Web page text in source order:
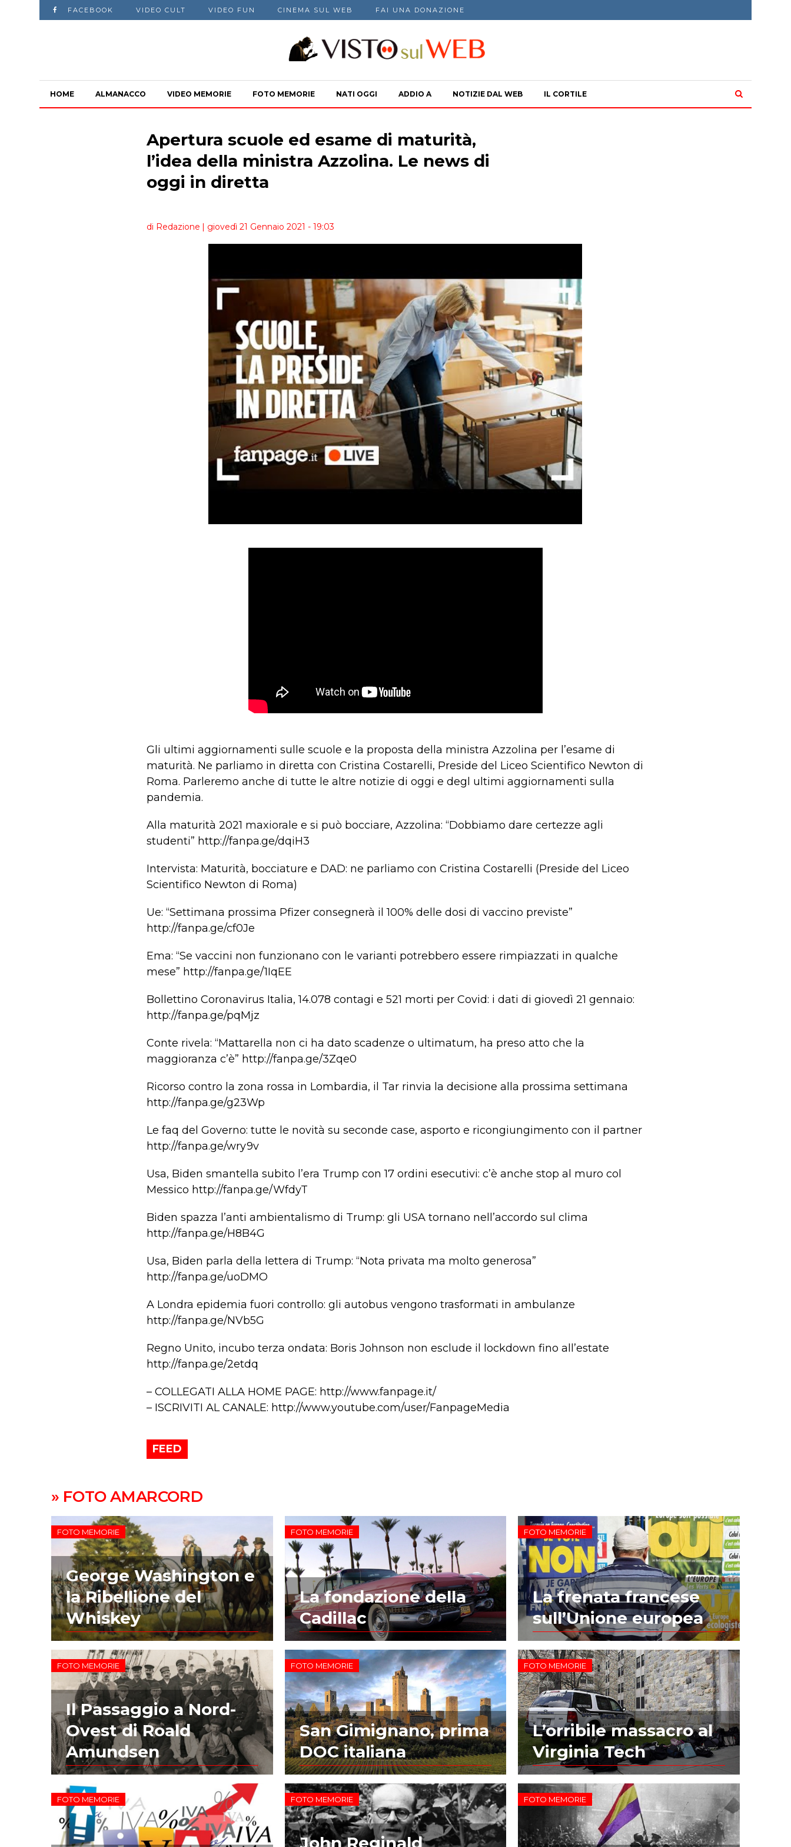
FACEBOOK VIDEO CULT VIDEO FUN CINEMA SUL WEB FAI UNA DONAZIONE
HOME ALMANACCO VIDEO MEMORIE FOTO MEMORIE NATI OGGI ADDIO A NOTIZIE DAL WEB IL CORTILE
Apertura scuole ed esame di maturità,
l’idea della ministra Azzolina. Le news di
oggi in diretta
di Redazione | giovedì 21 Gennaio 2021 - 19:03
Gli ultimi aggiornamenti sulle scuole e la proposta della ministra Azzolina per l’esame di
maturità. Ne parliamo in diretta con Cristina Costarelli, Preside del Liceo Scientifico Newton di
Roma. Parleremo anche di tutte le altre notizie di oggi e degl ultimi aggiornamenti sulla
pandemia.
Alla maturità 2021 maxiorale e si può bocciare, Azzolina: “Dobbiamo dare certezze agli
studenti” http://fanpa.ge/dqiH3
Intervista: Maturità, bocciature e DAD: ne parliamo con Cristina Costarelli (Preside del Liceo
Scientifico Newton di Roma)
Ue: “Settimana prossima Pfizer consegnerà il 100% delle dosi di vaccino previste”
http://fanpa.ge/cf0Je
Ema: “Se vaccini non funzionano con le varianti potrebbero essere rimpiazzati in qualche
mese” http://fanpa.ge/1IqEE
Bollettino Coronavirus Italia, 14.078 contagi e 521 morti per Covid: i dati di giovedì 21 gennaio:
http://fanpa.ge/pqMjz
Conte rivela: “Mattarella non ci ha dato scadenze o ultimatum, ha preso atto che la
maggioranza c’è” http://fanpa.ge/3Zqe0
Ricorso contro la zona rossa in Lombardia, il Tar rinvia la decisione alla prossima settimana
http://fanpa.ge/g23Wp
Le faq del Governo: tutte le novità su seconde case, asporto e ricongiungimento con il partner
http://fanpa.ge/wry9v
Usa, Biden smantella subito l’era Trump con 17 ordini esecutivi: c’è anche stop al muro col
Messico http://fanpa.ge/WfdyT
Biden spazza l’anti ambientalismo di Trump: gli USA tornano nell’accordo sul clima
http://fanpa.ge/H8B4G
Usa, Biden parla della lettera di Trump: “Nota privata ma molto generosa”
http://fanpa.ge/uoDMO
A Londra epidemia fuori controllo: gli autobus vengono trasformati in ambulanze
http://fanpa.ge/NVb5G
Regno Unito, incubo terza ondata: Boris Johnson non esclude il lockdown fino all’estate
http://fanpa.ge/2etdq
– COLLEGATI ALLA HOME PAGE: http://www.fanpage.it/
– ISCRIVITI AL CANALE: http://www.youtube.com/user/FanpageMedia
FEED
» FOTO AMARCORD
FOTO MEMORIE
George Washington e
la Ribellione del
Whiskey
FOTO MEMORIE
La fondazione della
Cadillac
FOTO MEMORIE
La frenata francese
sull’Unione europea
FOTO MEMORIE
Il Passaggio a Nord-
Ovest di Roald
Amundsen
FOTO MEMORIE
San Gimignano, prima
DOC italiana
FOTO MEMORIE
L’orribile massacro al
Virginia Tech
FOTO MEMORIE FOTO MEMORIE
John Reginald
FOTO MEMORIE